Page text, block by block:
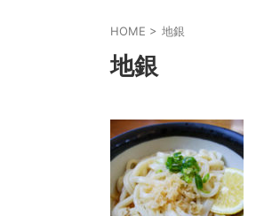
HOME > 地銀
地銀